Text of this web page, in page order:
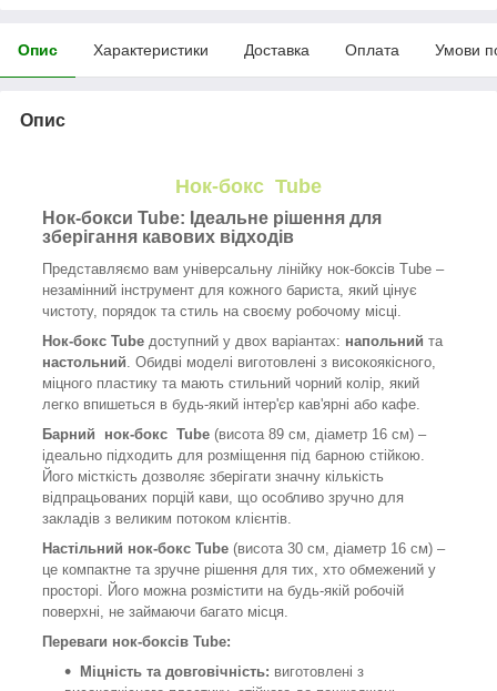
Опис Характеристики Доставка Оплата Умови
Опис
Нок-бокс Tube
Нок-бокси Tube: Ідеальне рішення для
зберігання кавових відходів
Представляємо вам універсальну лінійку нок-боксів Tube –
незамінний інструмент для кожного бариста, який цінує
чистоту, порядок та стиль на своєму робочому місці.
Нок-бокс Tube доступний у двох варіантах: напольний та
настольний . Обидві моделі виготовлені з високоякісного,
міцного пластику та мають стильний чорний колір, який
легко впишеться в будь-який інтер'єр кав'ярні або кафе.
Барний нок-бокс Tube (висота 89 см, діаметр 16 см) –
ідеально підходить для розміщення під барною стійкою.
Його місткість дозволяє зберігати значну кількість
відпрацьованих порцій кави, що особливо зручно для
закладів з великим потоком клієнтів.
Настільний нок-бокс Tube (висота 30 см, діаметр 16 см) –
це компактне та зручне рішення для тих, хто обмежений у
просторі. Його можна розмістити на будь-якій робочій
поверхні, не займаючи багато місця.
Переваги нок-боксів Tube:
Міцність та довговічність: виготовлені з